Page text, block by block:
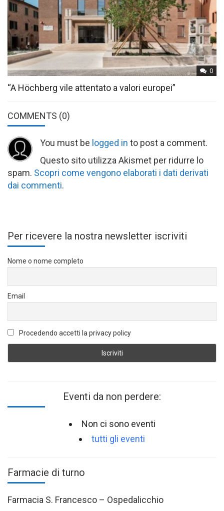
0
“A Höchberg vile attentato a valori europei”
COMMENTS (0)
You must be logged in to post a comment.
Questo sito utilizza Akismet per ridurre lo
spam. Scopri come vengono elaborati i dati derivati
dai commenti.
Per ricevere la nostra newsletter iscriviti
Nome o nome completo
Email
Procedendo accetti la privacy policy
Eventi da non perdere:
Non ci sono eventi
tutti gli eventi
Farmacie di turno
Farmacia S. Francesco – Ospedalicchio